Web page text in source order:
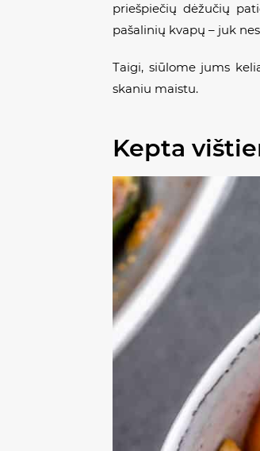
priešpiečių dėžučių
pašalinių kvapų – juk
Taigi, siūlome jums
skaniu maistu.
Kepta